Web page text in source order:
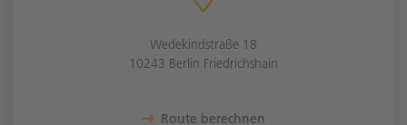
Wedekindstraße 18
10243 Berlin Friedrichshain
Route berechnen